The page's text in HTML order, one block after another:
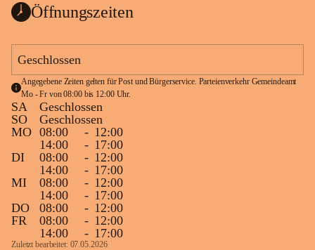
Öffnungszeiten
Geschlossen
Angegebene Zeiten gelten für Post und Bürgerservice. Parteienverkehr Gemeindeamt
Mo - Fr von 08:00 bis 12:00 Uhr.
SA
Geschlossen
SO
Geschlossen
MO 08:00 - 12:00
14:00
- 17:00
DI
08:00 - 12:00
14:00
- 17:00
MI
08:00 - 12:00
14:00
- 17:00
DO
08:00 - 12:00
FR
08:00 - 12:00
14:00
- 17:00
Zuletzt bearbeitet: 07.05.2026